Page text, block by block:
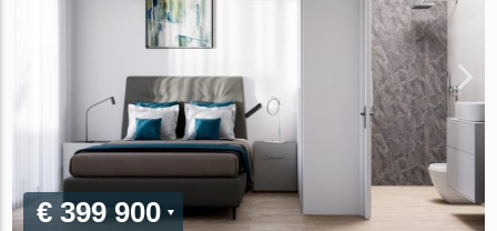
€ 399 900